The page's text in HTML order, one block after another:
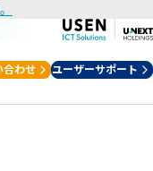
合わせ ユーザーサポート